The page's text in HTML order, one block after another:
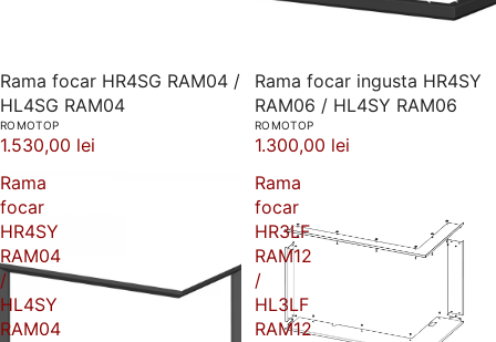
Rama focar HR4SG RAM04 /
HL4SG RAM04
ROMOTOP
1.530,00 lei
Rama focar ingusta HR4SY
RAM06 / HL4SY RAM06
ROMOTOP
1.300,00 lei
Rama
focar
HR4SY
RAM04
/
HL4SY
RAM04
Rama
focar
HR3LF
RAM12
/
HL3LF
RAM12